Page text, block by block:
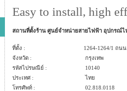
Easy to install, high
สถานที่ตั้งร้าน ศูนย์จำหน่ายสายไฟฟ้า อุปกรณ์ไ
ที่ตั้ง : 1264-1264/1 ถนน
จังหวัด :
กรุงเทพ
รหัสไปรษณีย์ :
10140
ประเทศ :
ไทย
โทรศัพท์ :
02.818.0118